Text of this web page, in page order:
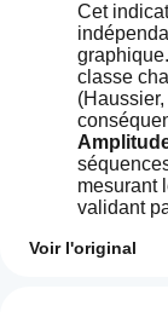
Cet
classe
mesurant
validant
Voir l'original